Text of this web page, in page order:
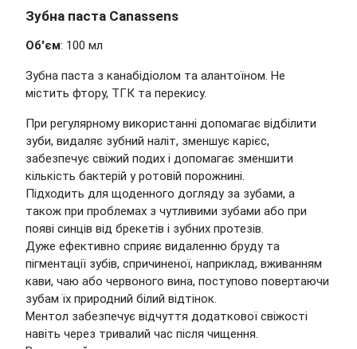
Зубна паста Canassens
Об'єм: 100 мл
Зубна паста з канабідіолом та алантоїном. Не
містить фтору, ТГК та перекису.
При регулярному використанні допомагає відбілити
зуби, видаляє зубний наліт, зменшує карієс,
забезпечує свіжий подих і допомагає зменшити
кількість бактерій у ротовій порожнині.
Підходить для щоденного догляду за зубами, а
також при проблемах з чутливими зубами або при
появі синців від брекетів і зубних протезів.
Дуже ефективно сприяє видаленню бруду та
пігментації зубів, спричиненої, наприклад, вживанням
кави, чаю або червоного вина, поступово повертаючи
зубам їх природний білий відтінок.
Ментол забезпечує відчуття додаткової свіжості
навіть через тривалий час після чищення.